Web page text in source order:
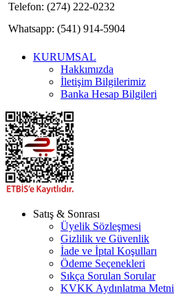
Telefon: (274) 222-0232
Whatsapp: (541) 914-5904
KURUMSAL
Hakkımızda
İletişim Bilgilerimiz
Banka Hesap Bilgileri
Satış & Sonrası
Üyelik Sözleşmesi
Gizlilik ve Güvenlik
İade ve İptal Koşulları
Ödeme Seçenekleri
Sıkça Sorulan Sorular
KVKK Aydınlatma Metni